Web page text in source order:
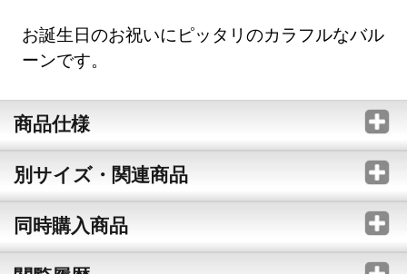
お誕生日のお祝いにピッタリのカラフルなバル
ーンです。
商品仕様
別サイズ・関連商品
同時購入商品